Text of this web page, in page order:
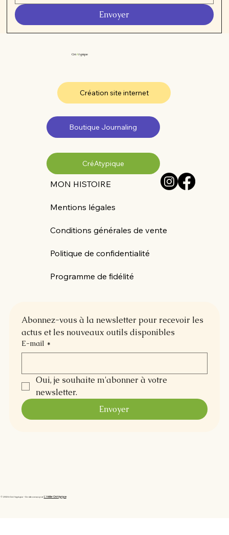
Envoyer
CréAtypique
MON HISTOIRE
Mentions légales
Conditions générales de vente
Politique de confidentialité
Programme de fidélité
Création site internet
Boutique Journaling
CréAtypique
Abonnez-vous à la newsletter pour recevoir les
actus et les nouveaux outils disponibles
E-mail *
Oui, je souhaite m'abonner à votre
newsletter.
Envoyer
© 2026 CréAtypique - Un site conçu parL'Atelier CréAtypique